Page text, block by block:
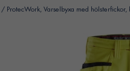
/ ProtecWork, Varselbyxa med hölsterfickor,